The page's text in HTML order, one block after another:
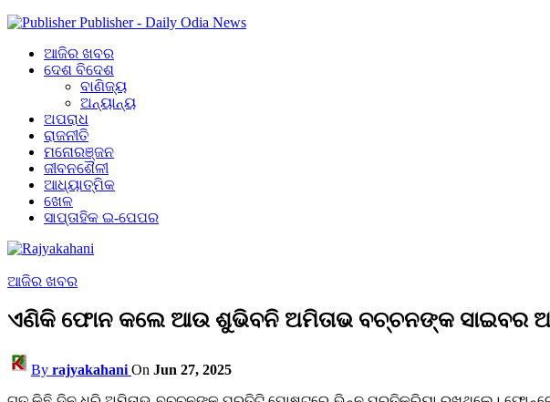
Publisher - Daily Odia News
ଆଜିର ଖବର
ଦେଶ ବିଦେଶ
ବାଣିଜ୍ୟ
ଅନ୍ୟାନ୍ୟ
ଅପରାଧ
ରାଜନୀତି
ମନୋରଞ୍ଜନ
ଜୀବନଶୈଳୀ
ଆଧ୍ୟାତ୍ମିକ
ଖେଳ
ସାପ୍ତାହିକ ଇ-ପେପର
ଆଜିର ଖବର
ଏଣିକି ଫୋନ କଲେ ଆଉ ଶୁଭିବନି ଅମିତାଭ ବଚ୍ଚନଙ୍କ ସାଇବର
By rajyakahani On Jun 27, 2025